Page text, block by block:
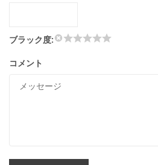
ブラック度:
コメント